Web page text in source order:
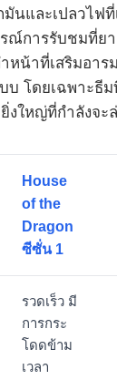
นและเปลวไฟ
ณ์การรับชมที่ย
หน้าที่เสริมอาร
บ โดยเฉพาะธีม
งใหญ่ที่กำลังจะ
House
of the
Dragon
ซีซั่น 1
รวดเร็ว มี
การกระ
โดดข้าม
เวลา